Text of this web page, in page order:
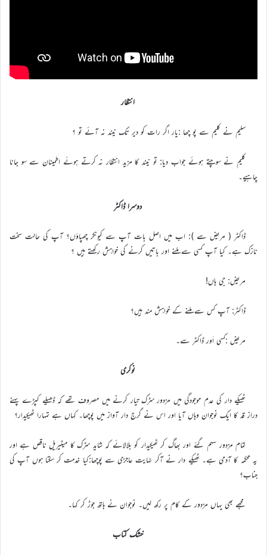
انتظار
سلیم نے کلیم سے پو چھا :یار اگر رات کو دیر تک نیند نہ آئے تو ؟
کلیم نے سوچتے ہوئے جواب دیا: تو نیند کا مزید انتظار نہ کرتے ہوئے اطمینان سے سو جانا
چاہیے۔
دوسرا ڈاکٹر
ڈاکٹر ( مریض سے ): اب میں اصل بات آپ سے کیونکر چھپاؤں؟ آپ کی حالت سخت
نازک ہے۔ کیا آپ کسی سے ملنے اور باتیں کرنے کی خواہش رکھتے ہیں ؟
مریض: جی ہاں!
ڈاکٹر: آپ کس سے ملنے کے خواہش مند ہیں؟
مریض :کسی اَور ڈاکٹر سے۔
نوکری
ٹھیکے دار کی عدم موجودگی میں مزدور سڑک تیار کرنے میں مصروف تھے کہ ڈھیلے کپڑے پہنے
دراز قد کا ایک نوجوان وہاں آیا اور اس نے گرج دار آواز میں پوچھا۔ کہاں ہے تمہارا ٹھیکیدار؟
تمام مزدور سہم گئے اور بھاگ کر ٹھیکیدار کو بلالائے کہ شاید سڑک کا میٹیریل ناقص ہے اور
یہ محکمہ کا آدمی ہے۔ ٹھیکے دار نے آکر نہایت عاجزی سے پوچھا:کیا خدمت کر سکتا ہوں آپ کی
جناب؟
مجھے بھی یہاں مزدور کے کام پر رکھ لیں۔ نوجوان نے ہاتھ جوڑ کر کہا۔
خشک کتاب